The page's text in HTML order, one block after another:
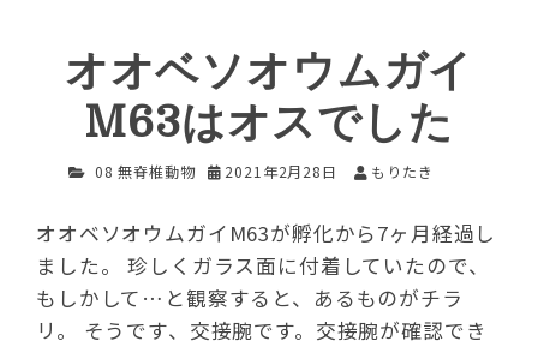
オオベソオウムガイ
M63はオスでした
08 無脊椎動物 2021年2月28日 もりたき
オオベソオウムガイM63が孵化から7ヶ月経過し
ました。 珍しくガラス面に付着していたので、
もしかして…と観察すると、あるものがチラ
リ。 そうです、交接腕です。交接腕が確認でき